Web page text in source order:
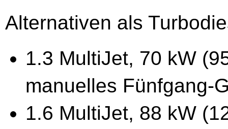
Alternativen als
1.3 MultiJet, 70 kW
manuelles Fünfgang-
1.6 MultiJet, 88 kW